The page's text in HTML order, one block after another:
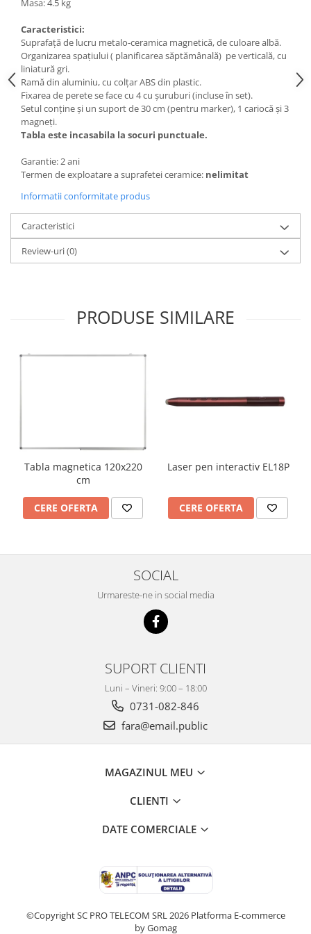
Accesorii
Panouri Afisare
Table magnetice din sticla
Caracteristici:
Suprafață de lucru metalo-ceramica magnetică, de culoare albă.
Organizarea spațiului ( planificarea săptămânală) pe verticală, cu
liniatură gri.
Ramă din aluminiu, cu colțar ABS din plastic.
Fixarea de perete se face cu 4 cu șuruburi (incluse în set).
Setul conține și un suport de 30 cm (pentru marker), 1 cariocă și 3
magneți.
Tabla este incasabila la socuri punctuale.
Garantie: 2 ani
Termen de exploatare a suprafetei ceramice: nelimitat
Informatii conformitate produs
Caracteristici
Review-uri(0)
PRODUSE SIMILARE
Tabla magnetica 120x220
cm
CERE OFERTA
Laser pen interactiv EL18P
CERE OFERTA
SOCIAL
Urmareste-ne in social media
SUPORT CLIENTI
Luni – Vineri: 9:00 – 18:00
0731-082-846
fara@email.public
MAGAZINUL MEU
CLIENTI
DATE COMERCIALE
©Copyright SC PRO TELECOM SRL 2026 Platforma E-commerce
by Gomag